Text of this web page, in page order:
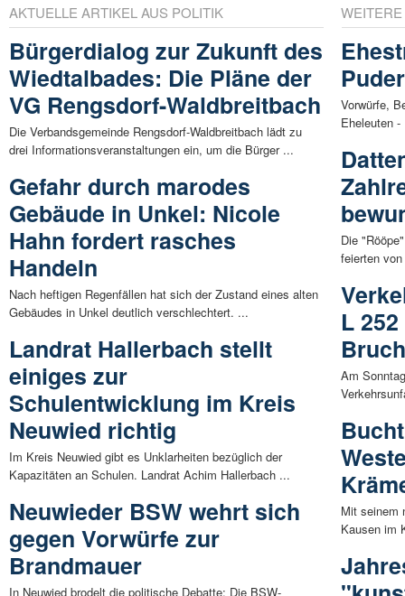
AKTUELLE ARTIKEL AUS POLITIK
Bürgerdialog zur Zukunft des
Wiedtalbades: Die Pläne der
VG Rengsdorf-Waldbreitbach
Die Verbandsgemeinde Rengsdorf-Waldbreitbach lädt zu
drei Informationsveranstaltungen ein, um die Bürger ...
Gefahr durch marodes
Gebäude in Unkel: Nicole
Hahn fordert rasches
Handeln
Nach heftigen Regenfällen hat sich der Zustand eines alten
Gebäudes in Unkel deutlich verschlechtert. ...
Landrat Hallerbach stellt
einiges zur
Schulentwicklung im Kreis
Neuwied richtig
Im Kreis Neuwied gibt es Unklarheiten bezüglich der
Kapazitäten an Schulen. Landrat Achim Hallerbach ...
Neuwieder BSW wehrt sich
gegen Vorwürfe zur
Brandmauer
In Neuwied brodelt die politische Debatte: Die BSW-
Vorwürfe,
Eheleuten
Die
feierten
L
Am
Mit seinem
Kausen im